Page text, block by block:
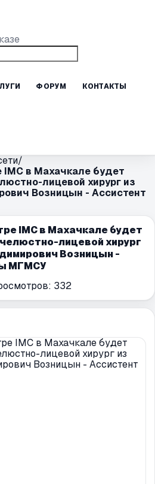
ФОРУМ КОНТАКТЫ
/
IMC в Махачкале будет
лицевой хирург из
Возницын - Ассистент
IMC в Махачкале будет
лицевой хирург
Возницын -
МГМСУ
332